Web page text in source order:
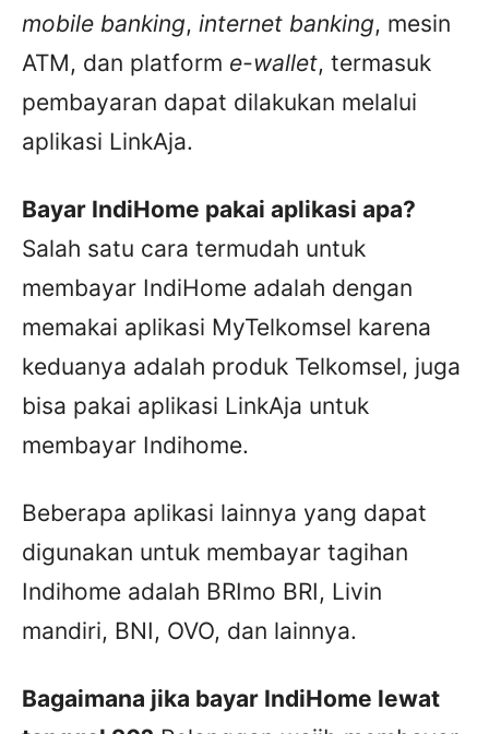
mobile banking, internet banking, mesin
ATM, dan platform e-wallet, termasuk
pembayaran dapat dilakukan melalui
aplikasi LinkAja.
Bayar IndiHome pakai aplikasi apa?
Salah satu cara termudah untuk
membayar IndiHome adalah dengan
memakai aplikasi MyTelkomsel karena
keduanya adalah produk Telkomsel, juga
bisa pakai aplikasi LinkAja untuk
membayar Indihome.
Beberapa aplikasi lainnya yang dapat
digunakan untuk membayar tagihan
Indihome adalah BRImo BRI, Livin
mandiri, BNI, OVO, dan lainnya.
Bagaimana jika bayar IndiHome lewat